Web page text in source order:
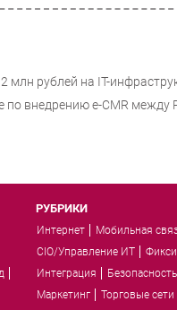
млн рублей на IT-
по внедрению e-CMR
РУБРИКИ
Интернет
Мобильная
CIO/Управление ИТ
Интеграция
Безопасность
Маркетинг
Торговые сети